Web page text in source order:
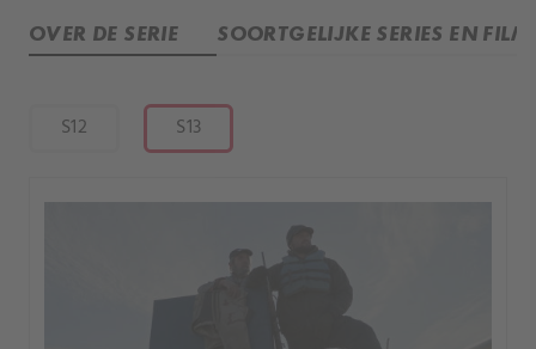
OVER DE SERIE SOORTGELIJKE SERIES EN
S12 S13